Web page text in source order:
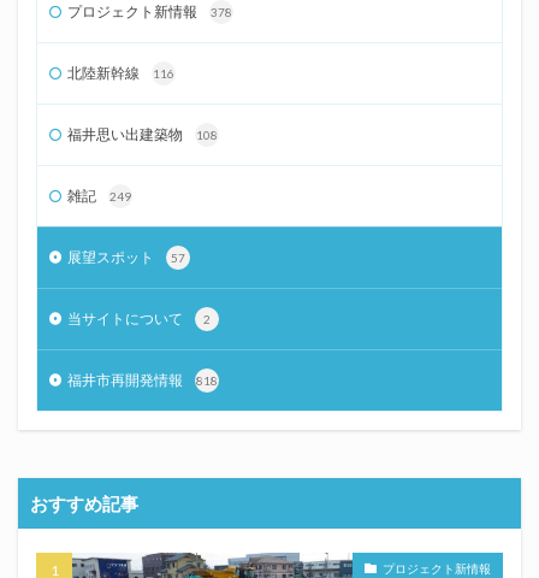
プロジェクト新情報 378
北陸新幹線 116
福井思い出建築物 108
雑記 249
展望スポット 57
当サイトについて 2
福井市再開発情報 818
おすすめ記事
プロジェクト新情報